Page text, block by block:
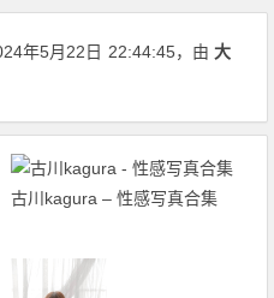
年5月22日 22:44:45，由大
古川kagura – 性感写真合集